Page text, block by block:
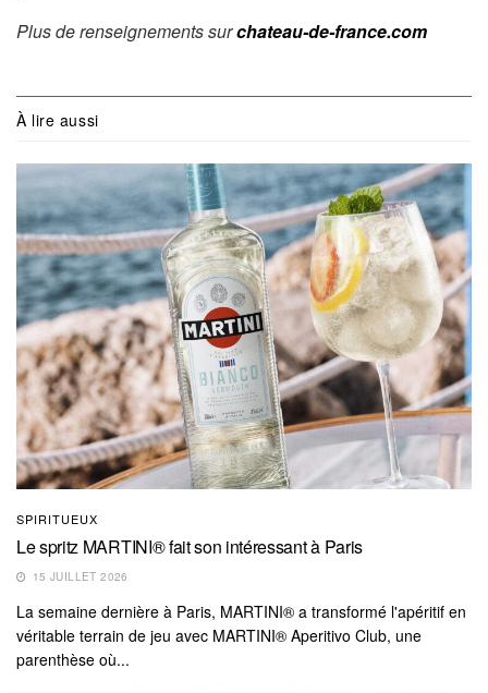
Plus de renseignements surchateau-de-france.com
À lire aussi
SPIRITUEUX
Le spritz MARTINI® fait son intéressant à Paris
15 JUILLET 2026
La semaine dernière à Paris, MARTINI® a transformé l'apéritif en
véritable terrain de jeu avec MARTINI® Aperitivo Club, une
parenthèse où...